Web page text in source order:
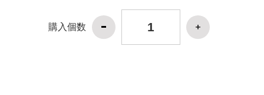
購入個数